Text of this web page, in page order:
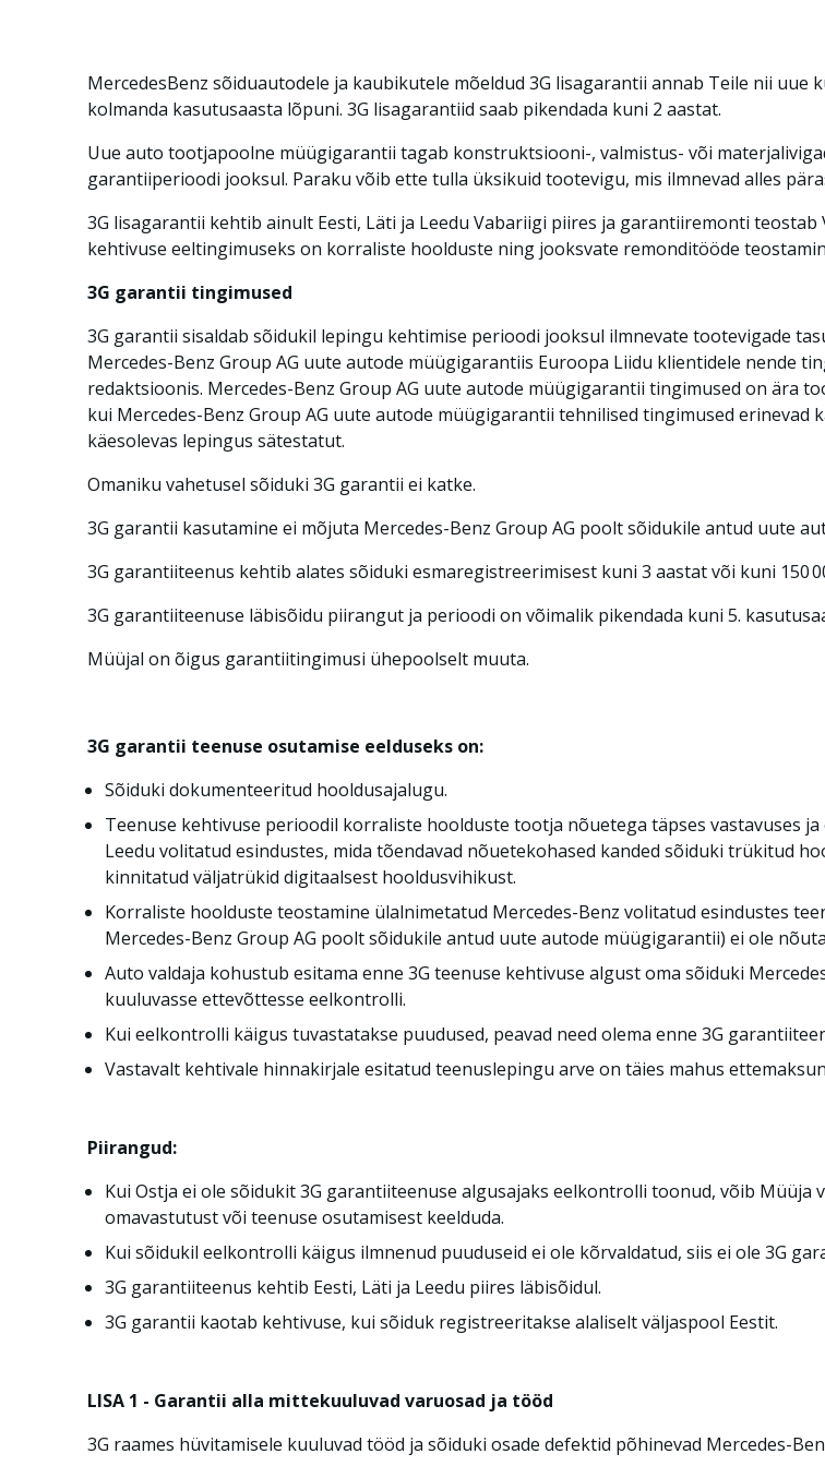
Mercedes­Benz sõiduautodele ja kaubikutele mõeldud 3G lisagarantii annab Teile nii
kolmanda kasutusaasta lõpuni. 3G lisagarantiid saab pikendada kuni 2 aastat.
Uue auto tootjapoolne müügigarantii tagab konstruktsiooni-, valmistus- või
garantiiperioodi jooksul. Paraku võib ette tulla üksikuid tootevigu, mis ilmnevad alles
3G lisagarantii kehtib ainult Eesti, Läti ja Leedu Vabariigi piires ja garantiiremonti
kehtivuse eeltingimuseks on korraliste hoolduste ning jooksvate remonditööde
3G garantii tingimused
3G garantii sisaldab sõidukil lepingu kehtimise perioodi jooksul ilmnevate tootevigade
Mercedes-Benz Group AG uute autode müügigarantiis Euroopa Liidu klientidele nende
redaktsioonis. Mercedes-Benz Group AG uute autode müügigarantii tingimused on ära
kui Mercedes-Benz Group AG uute autode müügigarantii tehnilised tingimused erinevad
käesolevas lepingus sätestatut.
Omaniku vahetusel sõiduki 3G garantii ei katke.
3G garantii kasutamine ei mõjuta Mercedes-Benz Group AG poolt sõidukile antud uute
3G garantiiteenus kehtib alates sõiduki esmaregistreerimisest kuni 3 aastat või kuni 150
3G garantiiteenuse läbisõidu piirangut ja perioodi on võimalik pikendada kuni 5.
Müüjal on õigus garantiitingimusi ühepoolselt muuta.
3G garantii teenuse osutamise eelduseks on:
Sõiduki dokumenteeritud hooldusajalugu.
Teenuse kehtivuse perioodil korraliste hoolduste tootja nõuetega täpses vastavuses
Leedu volitatud esindustes, mida tõendavad nõuetekohased kanded sõiduki trükitud
kinnitatud väljatrükid digitaalsest hooldusvihikust.
Korraliste hoolduste teostamine ülalnimetatud Mercedes-Benz volitatud esindustes
Mercedes-Benz Group AG poolt sõidukile antud uute autode müügigarantii) ei ole
Auto valdaja kohustub esitama enne 3G teenuse kehtivuse algust oma sõiduki
kuuluvasse ettevõttesse eelkontrolli.
Kui eelkontrolli käigus tuvastatakse puudused, peavad need olema enne 3G
Vastavalt kehtivale hinnakirjale esitatud teenuslepingu arve on täies mahus
Piirangud:
Kui Ostja ei ole sõidukit 3G garantiiteenuse algusajaks eelkontrolli toonud, võib Müüja
omavastutust või teenuse osutamisest keelduda.
Kui sõidukil eelkontrolli käigus ilmnenud puuduseid ei ole kõrvaldatud, siis ei ole 3G
3G garantiiteenus kehtib Eesti, Läti ja Leedu piires läbisõidul.
3G garantii kaotab kehtivuse, kui sõiduk registreeritakse alaliselt väljaspool Eestit.
LISA 1 - Garantii alla mittekuuluvad varuosad ja tööd
3G raames hüvitamisele kuuluvad tööd ja sõiduki osade defektid põhinevad Mercedes-